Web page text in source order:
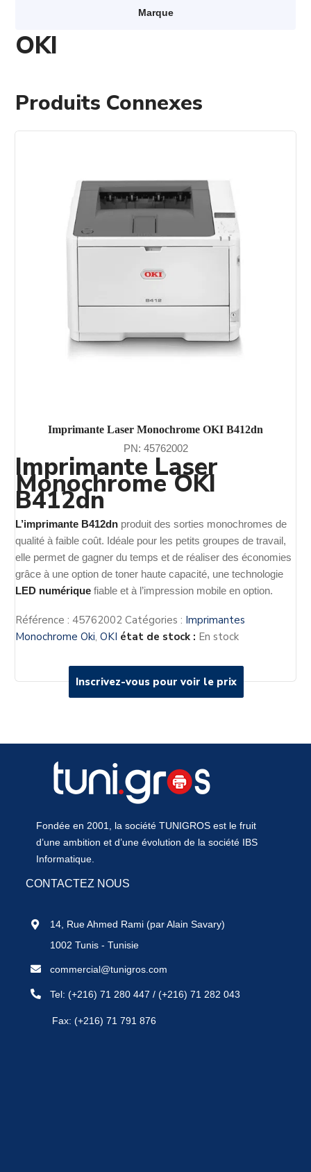
Marque
OKI
Produits Connexes
Imprimante Laser Monochrome OKI B412dn
Inscrivez-vous pour voir le prix
PN: 45762002
Imprimante Laser
Monochrome OKI
B412dn
L’imprimante B412dn produit des sorties monochromes de
qualité à faible coût. Idéale pour les petits groupes de travail,
elle permet de gagner du temps et de réaliser des économies
grâce à une option de toner haute capacité, une technologie
LED numérique fiable et à l’impression mobile en option.
Référence :45762002 Catégories : Imprimantes
Monochrome Oki,OKI état de stock : En stock
Inscrivez-vous pour voir le prix
Fondée en 2001, la société TUNIGROS est le fruit
d’une ambition et d’une évolution de la société IBS
Informatique.
CONTACTEZ NOUS
14, Rue Ahmed Rami (par Alain Savary)
1002 Tunis - Tunisie
commercial@tunigros.com
Tel:(+216) 71 280 447 /(+216) 71 282 043
Fax: (+216) 71 791 876